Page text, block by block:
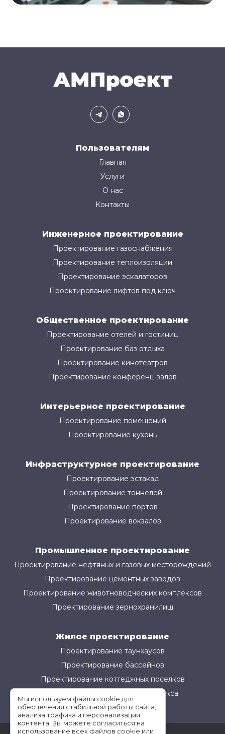
Пользователям
Главная
Услуги
О нас
Контакты
Инженерное проектирование
Проектирование газоснабжения
Проектирование теплоизоляции
Проектирование эскалаторов
Проектирование лифтов под ключ
Общественное проектирование
Проектирование отелей и гостиниц
Проектирование баз отдыха
Проектирование кинотеатров
Проектирование конференц-залов
Интерьерное проектирование
Проектирование помещений
Проектирование кухонь
Инфраструктурное проектирование
Проектирование эстакад
Проектирование тоннелей
Проектирование портов
Проектирование вокзалов
Промышленное проектирование
Проектирование нефтяных и газовых месторождений
Проектирование цементных заводов
Проектирование животноводческих комплексов
Проектирование зернохранилищ
Жилое проектирование
Проектирование таунхаусов
Проектирование бассейнов
Проектирование коттеджных поселков
Проектирование жилого комплекса
Мы используем файлы cookie для
обеспечения стабильной работы сайта,
анализа трафика и персонализации
контента. Вы можете согласиться на
использование всех файлов cookie или